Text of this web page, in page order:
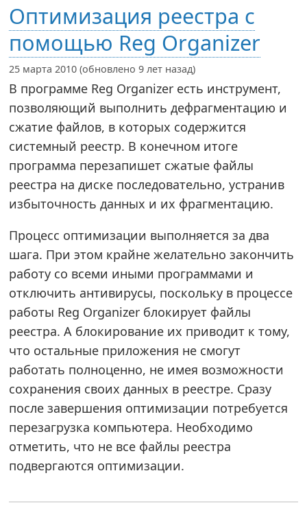
Оптимизация реестра с
помощью Reg Organizer
25 марта 2010 (обновлено 9 лет назад)
В программе Reg Organizer есть инструмент,
позволяющий выполнить дефрагментацию и
сжатие файлов, в которых содержится
системный реестр. В конечном итоге
программа перезапишет сжатые файлы
реестра на диске последовательно, устранив
избыточность данных и их фрагментацию.
Процесс оптимизации выполняется за два
шага. При этом крайне желательно закончить
работу со всеми иными программами и
отключить антивирусы, поскольку в процессе
работы Reg Organizer блокирует файлы
реестра. А блокирование их приводит к тому,
что остальные приложения не смогут
работать полноценно, не имея возможности
сохранения своих данных в реестре. Сразу
после завершения оптимизации потребуется
перезагрузка компьютера. Необходимо
отметить, что не все файлы реестра
подвергаются оптимизации.